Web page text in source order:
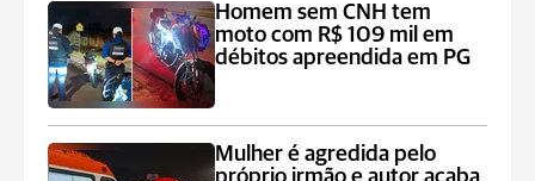
Homem sem CNH tem
moto com R$ 109 mil em
débitos apreendida em PG
Mulher é agredida pelo